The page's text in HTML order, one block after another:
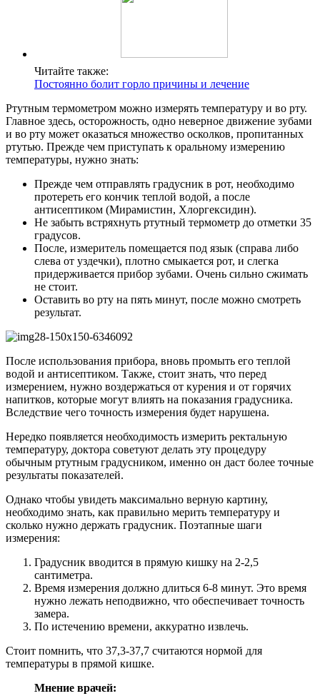
Читайте также:
Постоянно болит горло причины и лечение
Ртутным термометром можно измерять температуру и во рту.
Главное здесь, осторожность, одно неверное движение зубами
и во рту может оказаться множество осколков, пропитанных
ртутью. Прежде чем приступать к оральному измерению
температуры, нужно знать:
Прежде чем отправлять градусник в рот, необходимо
протереть его кончик теплой водой, а после
антисептиком (Мирамистин, Хлоргексидин).
Не забыть встряхнуть ртутный термометр до отметки 35
градусов.
После, измеритель помещается под язык (справа либо
слева от уздечки), плотно смыкается рот, и слегка
придерживается прибор зубами. Очень сильно сжимать
не стоит.
Оставить во рту на пять минут, после можно смотреть
результат.
После использования прибора, вновь промыть его теплой
водой и антисептиком. Также, стоит знать, что перед
измерением, нужно воздержаться от курения и от горячих
напитков, которые могут влиять на показания градусника.
Вследствие чего точность измерения будет нарушена.
Нередко появляется необходимость измерить ректальную
температуру, доктора советуют делать эту процедуру
обычным ртутным градусником, именно он даст более точные
результаты показателей.
Однако чтобы увидеть максимально верную картину,
необходимо знать, как правильно мерить температуру и
сколько нужно держать градусник. Поэтапные шаги
измерения:
Градусник вводится в прямую кишку на 2-2,5
сантиметра.
Время измерения должно длиться 6-8 минут. Это время
нужно лежать неподвижно, что обеспечивает точность
замера.
По истечению времени, аккуратно извлечь.
Стоит помнить, что 37,3-37,7 считаются нормой для
температуры в прямой кишке.
Мнение врачей: